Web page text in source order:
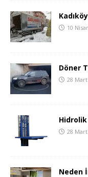
10
Döner
28
28
Neden